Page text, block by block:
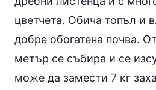
цветчета. Обича топъл и
добре обогатена почва.
метър се събира и се
може да замести 7 кг